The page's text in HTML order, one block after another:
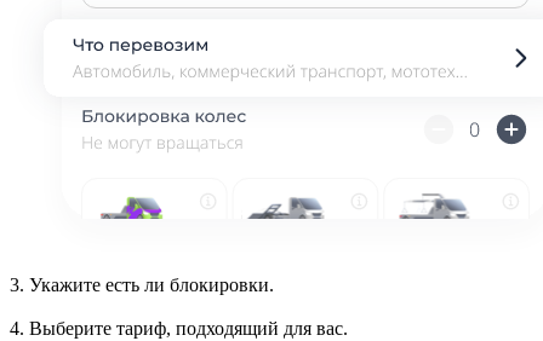
3. Укажите есть ли блокировки.
4. Выберите тариф, подходящий для вас.